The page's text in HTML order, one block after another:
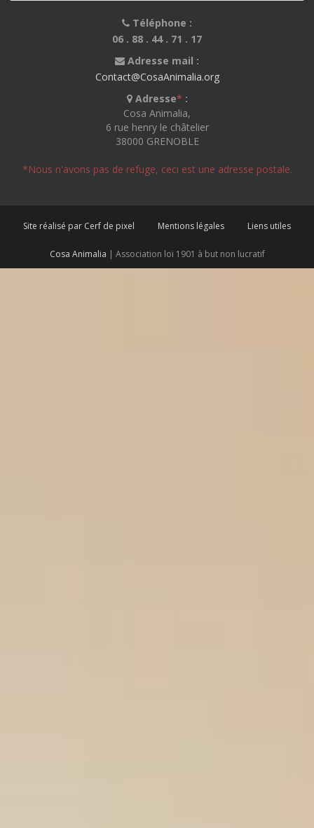
Téléphone :
06 . 88 . 44 . 71 . 17
Adresse mail :
Contact@CosaAnimalia.org
Adresse* :
Cosa Animalia,
6 rue henry le châtelier
38000 GRENOBLE
*Nous n'avons pas de refuge, ceci est une adresse postale.
Site réalisé par Cerf de pixel Mentions légales Liens utiles
Cosa Animalia | Association loi 1901 à but non lucratif